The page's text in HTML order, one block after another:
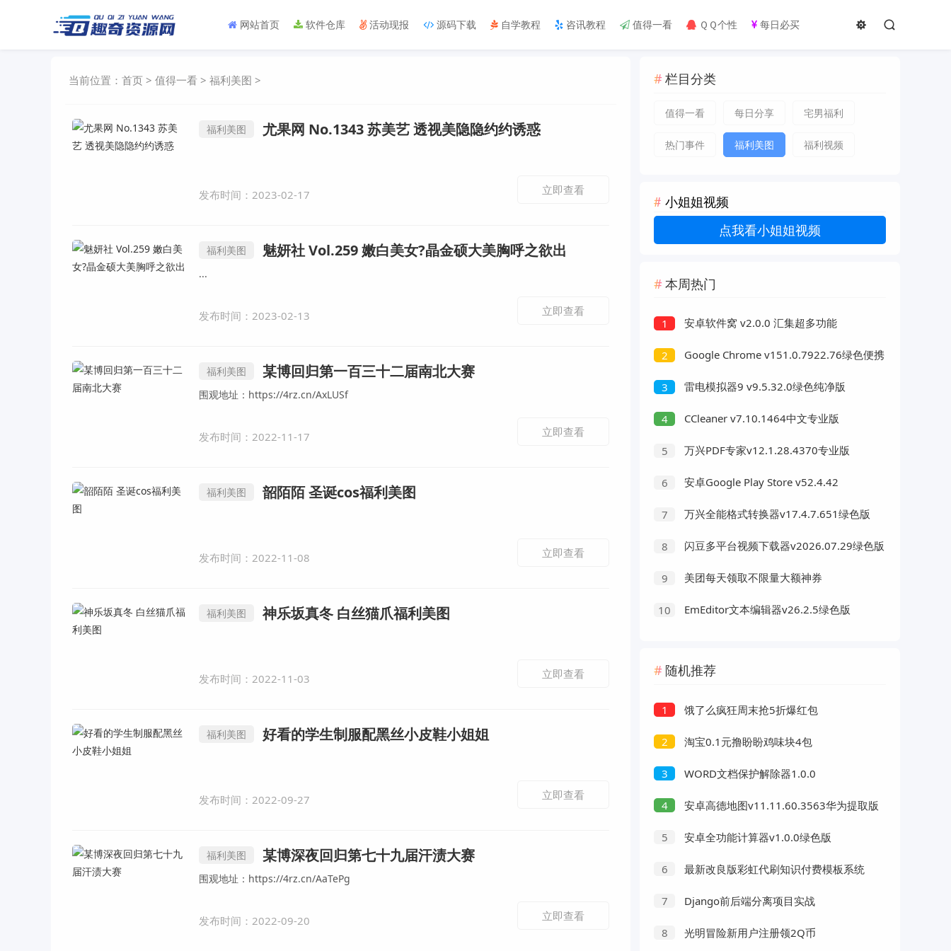
网站首页 软件仓库 活动现报 源码下载 自学教程 咨讯教程 值得一看 ＱＱ个性 每日必买
当前位置： 首页 > 值得一看 > 福利美图 >
福利美图 尤果网 No.1343 苏美艺 透视美隐隐约约诱惑
发布时间：2023-02-17 立即查看
福利美图 魅妍社 Vol.259 嫩白美女?晶金硕大美胸呼之欲出
...
发布时间：2023-02-13 立即查看
福利美图 某博回归第一百三十二届南北大赛
围观地址：https://4rz.cn/AxLUSf
发布时间：2022-11-17 立即查看
福利美图 韶陌陌 圣诞cos福利美图
发布时间：2022-11-08 立即查看
福利美图 神乐坂真冬 白丝猫爪福利美图
发布时间：2022-11-03 立即查看
福利美图 好看的学生制服配黑丝小皮鞋小姐姐
发布时间：2022-09-27 立即查看
福利美图 某博深夜回归第七十九届汗渍大赛
围观地址：https://4rz.cn/AaTePg
发布时间：2022-09-20 立即查看
栏目分类
值得一看 每日分享 宅男福利
热门事件 福利美图 福利视频
小姐姐视频
点我看小姐姐视频
本周热门
1 安卓软件窝 v2.0.0 汇集超多功能
2
Google Chrome v151.0.7922.76绿色便携
3 雷电模拟器9 v9.5.32.0绿色纯净版
4 CCleaner v7.10.1464中文专业版
5 万兴PDF专家v12.1.28.4370专业版
6 安卓Google Play Store v52.4.42
7 万兴全能格式转换器v17.4.7.651绿色版
8 闪豆多平台视频下载器v2026.07.29绿色版
9 美团每天领取不限量大额神券
10 EmEditor文本编辑器v26.2.5绿色版
随机推荐
1 饿了么疯狂周末抢5折爆红包
2 淘宝0.1元撸盼盼鸡味块4包
3 WORD文档保护解除器1.0.0
4 安卓高德地图v11.11.60.3563华为提取版
5 安卓全功能计算器v1.0.0绿色版
6 最新改良版彩虹代刷知识付费模板系统
7 Django前后端分离项目实战
8 光明冒险新用户注册领2Q币